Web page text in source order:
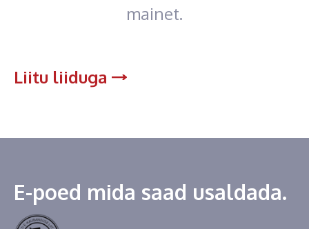
mainet.
Liitu liiduga
E-poed mida saad usaldada.